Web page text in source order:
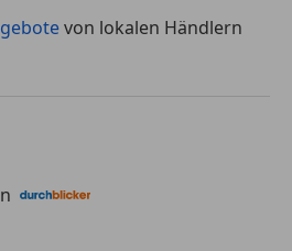
von lokalen Händlern
durchblicker.at